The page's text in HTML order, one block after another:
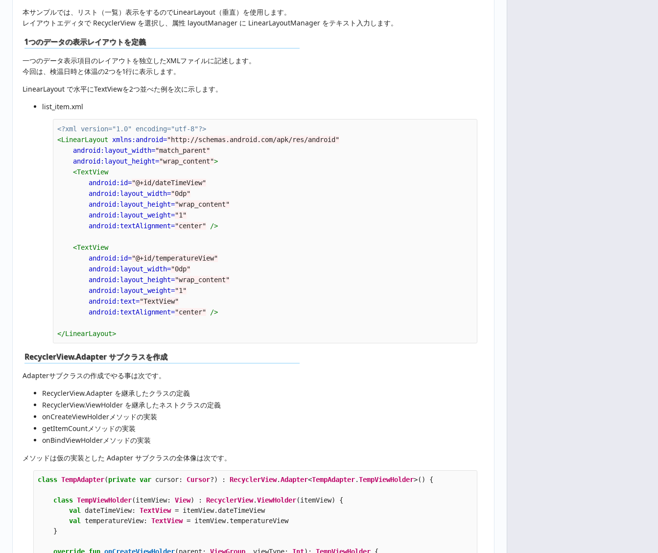
本サンプルでは、リスト（一覧）表示をするのでLinearLayout（垂直）を使用します。
レイアウトエディタで RecyclerView を選択し、属性 layoutManager に LinearLayoutManager をテキスト入力します。
1つのデータの表示レイアウトを定義
一つのデータ表示項目のレイアウトを独立したXMLファイルに記述します。
今回は、検温日時と体温の2つを1行に表示します。
LinearLayout で水平にTextViewを2つ並べた例を次に示します。
list_item.xml
<?xml version="1.0" encoding="utf-8"?>
<LinearLayout xmlns:android="http://schemas.android.com/apk/res/android"
android:layout_width="match_parent"
android:layout_height="wrap_content">
<TextView
android:id="@+id/dateTimeView"
android:layout_width="0dp"
android:layout_height="wrap_content"
android:layout_weight="1"
android:textAlignment="center" />
<TextView
android:id="@+id/temperatureView"
android:layout_width="0dp"
android:layout_height="wrap_content"
android:layout_weight="1"
android:text="TextView"
android:textAlignment="center" />
</LinearLayout>
RecyclerView.Adapter サブクラスを作成
Adapterサブクラスの作成でやる事は次です。
RecyclerView.Adapter を継承したクラスの定義
RecyclerView.ViewHolder を継承したネストクラスの定義
onCreateViewHolderメソッドの実装
getItemCountメソッドの実装
onBindViewHolderメソッドの実装
メソッドは仮の実装とした Adapter サブクラスの全体像は次です。
class TempAdapter(private var cursor: Cursor?) : RecyclerView.Adapter<TempAdapter.TempViewHolder>() {
class TempViewHolder(itemView: View) : RecyclerView.ViewHolder(itemView)
{
val dateTimeView: TextView = itemView. dateTimeView
val temperatureView: TextView = itemView.temperatureView
}